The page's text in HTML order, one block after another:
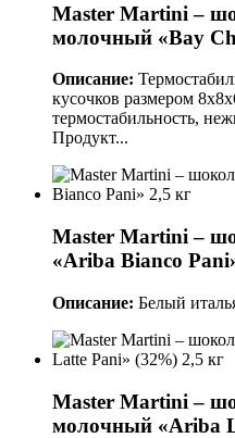
Master Martini –
молочный «Bay
Описание:
кусочков размером
термостабильность,
Продукт...
Master Martini –
«Ariba Bianco
Описание: Белый
Master Martini –
молочный «Ariba